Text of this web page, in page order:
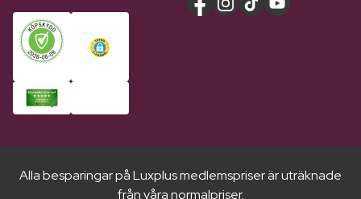
Alla besparingar på Luxplus medlemspriser är uträknade
från våra normalpriser.